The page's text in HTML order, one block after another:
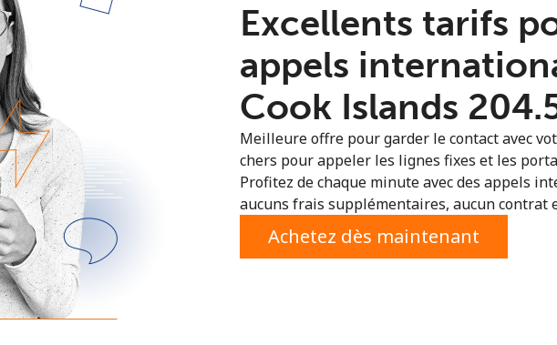
Vous avez déjà un compte?Connectez-vous →
S'enregistrer avec
Excellents tarifs
appels
Cook Islands
Meilleure offre pour garder le contact avec
chers pour appeler les lignes fixes et les
Profitez de chaque minute avec des appels
aucuns frais supplémentaires, aucun contrat
Achetez dès maintenant